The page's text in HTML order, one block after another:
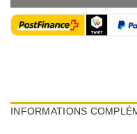
INFORMATIONS